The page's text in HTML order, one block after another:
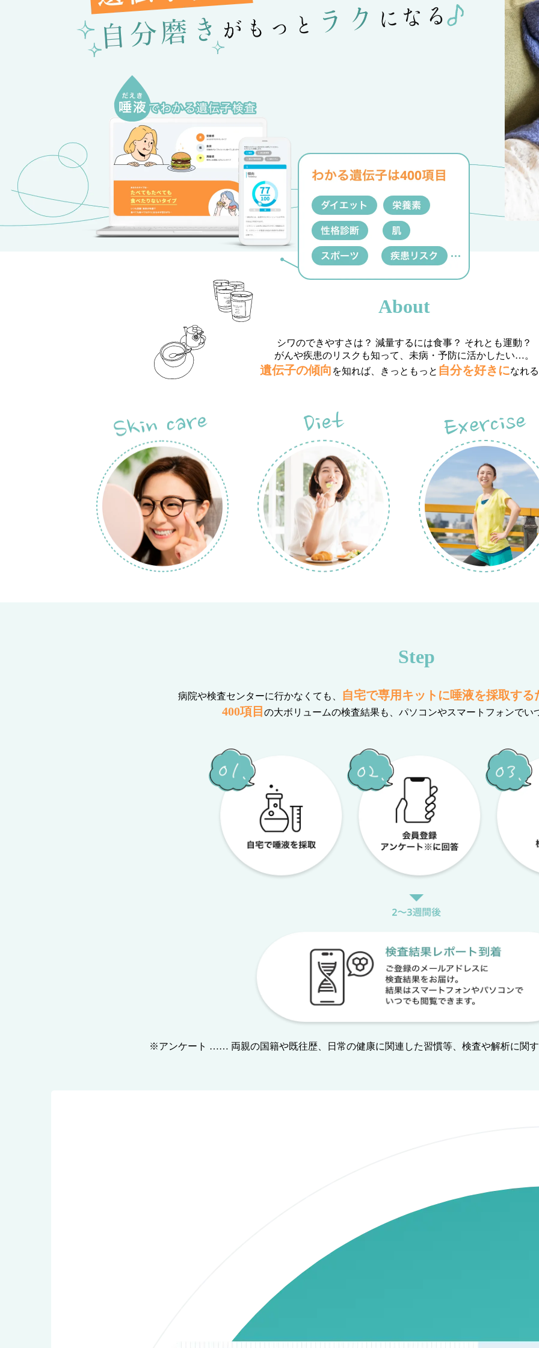
About
シワのできやすさは？ 減量するには食事？ それとも運動？
がんや疾患のリスクも知って、 未病・予防に活かしたい…。
遺伝子の傾向 を知れば、 きっともっと 自分を好きになれ
Step
病院や検査センターに行かなくても、
自宅で専用キットに唾液を採取する
400項目 の大ボリュームの検査結果も、 パソコンやスマートフォンでい
※アンケート …… 両親の国籍や既往歴、日常の健康に関連した習慣等、検査や解析に関